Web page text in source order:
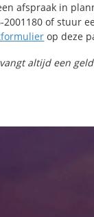
afspraak in
2001180 of stuur
op deze
altijd een